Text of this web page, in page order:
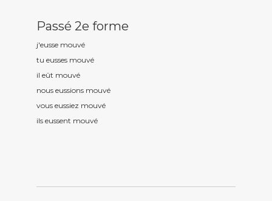
Passé 2e forme
j'eusse mouvé
tu eusses mouvé
il eût mouvé
nous eussions mouvé
vous eussiez mouvé
ils eussent mouvé